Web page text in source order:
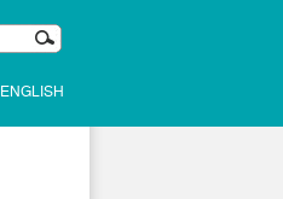
ENGLISH